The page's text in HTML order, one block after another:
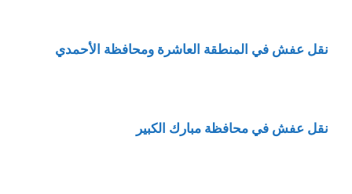
نقل عفش في المنطقة العاشرة ومحافظة الأحمدي
نقل عفش في محافظة مبارك الكبير